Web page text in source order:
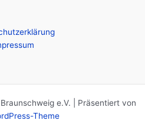
e.V. | Präsentiert von
Theme